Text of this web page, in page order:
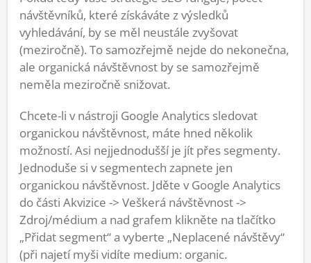
návštěvníků, které získáváte z výsledků
vyhledávání, by se měl neustále zvyšovat
(meziročně). To samozřejmě nejde do nekonečna,
ale organická návštěvnost by se samozřejmě
neměla meziročně snižovat.
Chcete-li v nástroji Google Analytics sledovat
organickou návštěvnost, máte hned několik
možností. Asi nejjednodušší je jít přes segmenty.
Jednoduše si v segmentech zapnete jen
organickou návštěvnost. Jděte v Google Analytics
do části Akvizice -> Veškerá návštěvnost ->
Zdroj/médium a nad grafem klikněte na tlačítko
„Přidat segment“ a vyberte „Neplacené návštěvy“
(při najetí myši vidíte medium: organic.